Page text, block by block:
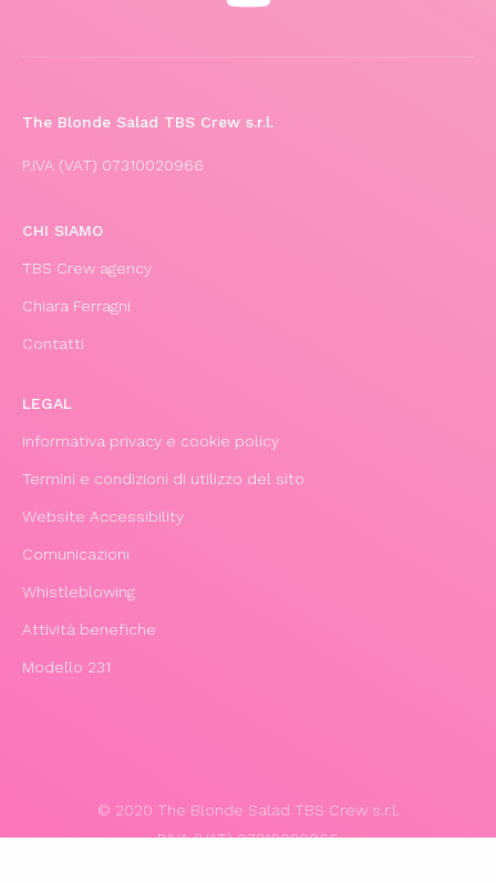
The Blonde Salad TBS Crew s.r.l.
P.IVA (VAT) 07310020966
CHI SIAMO
TBS Crew agency
Chiara Ferragni
Contatti
LEGAL
Informativa privacy e cookie policy
Termini e condizioni di utilizzo del sito
Website Accessibility
Comunicazioni
Whistleblowing
Attività benefiche
Modello 231
© 2020 The Blonde Salad TBS Crew s.r.l.
P.IVA (VAT) 07310020966